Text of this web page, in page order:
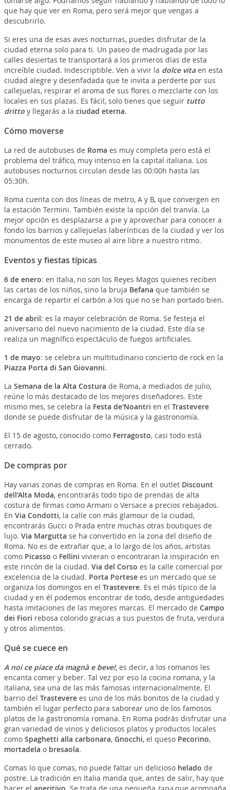
que hay que ver en Roma, pero será mejor que vengas a
descubrirlo.
Si eres una de esas aves nocturnas, puedes disfrutar de la
ciudad eterna solo para ti. Un paseo de madrugada por las
calles desiertas te transportará a los primeros días de esta
increíble ciudad. Indescriptible. Ven a vivir la dolce vitaen esta
ciudad alegre y desenfadada que te invita a perderte por sus
callejuelas, respirar el aroma de sus flores o mezclarte con los
locales en sus plazas. Es fácil, solo tienes que seguir tutto
drittoy llegarás a la ciudad eterna.
Cómo moverse
La red de autobuses de Roma es muy completa pero está el
problema del tráfico, muy intenso en la capital italiana. Los
autobuses nocturnos circulan desde las 00:00h hasta las
05:30h.
Roma cuenta con dos líneas de metro, A y B, que convergen en
la estación Termini. También existe la opción del tranvía. La
mejor opción es desplazarse a pie y aprovechar para conocer a
fondo los barrios y callejuelas laberínticas de la ciudad y ver los
monumentos de este museo al aire libre a nuestro ritmo.
Eventos y fiestas típicas
6 de enero: en Italia, no son los Reyes Magos quienes reciben
las cartas de los niños, sino la bruja Befana que también se
encarga de repartir el carbón a los que no se han portado bien.
21 de abril: es la mayor celebración de Roma. Se festeja el
aniversario del nuevo nacimiento de la ciudad. Este día se
realiza un magnífico espectáculo de fuegos artificiales.
1 de mayo: se celebra un multitudinario concierto de rock en la
Piazza Porta di San Giovanni.
La Semana de la Alta Costura de Roma, a mediados de julio,
reúne lo más destacado de los mejores diseñadores. Este
mismo mes, se celebra la Festa de'Noantri en el Trastevere
donde se puede disfrutar de la música y la gastronomía.
El 15 de agosto, conocido como Ferragosto, casi todo está
cerrado.
De compras por
Hay varias zonas de compras en Roma. En el outlet Discount
dell'Alta Moda, encontrarás todo tipo de prendas de alta
costura de firmas como Armani o Versace a precios rebajados.
En Via Condotti, la calle con más glamour de la ciudad,
encontrarás Gucci o Prada entre muchas otras boutiques de
lujo. Via Margutta se ha convertido en la zona del diseño de
Roma. No es de extrañar que, a lo largo de los años, artistas
como Picasso o Fellini vivieran o encontraran la inspiración en
este rincón de la ciudad. Via del Corso es la calle comercial por
excelencia de la ciudad. Porta Portesees un mercado que se
organiza los domingos en el Trastevere. Es el más típico de la
ciudad y en él podemos encontrar de todo, desde antigüedades
hasta imitaciones de las mejores marcas. El mercado de Campo
dei Fiori rebosa colorido gracias a sus puestos de fruta, verdura
y otros alimentos.
Qué se cuece en
A noi ce piace da magnà e beve!, es decir, a los romanos les
encanta comer y beber. Tal vez por eso la cocina romana, y la
italiana, sea una de las más famosas internacionalmente. El
barrio del Trasteverees uno de los más bonitos de la ciudad y
también el lugar perfecto para saborear uno de los famosos
platos de la gastronomía romana. En Roma podrás disfrutar una
gran variedad de vinos y deliciosos platos y productos locales
como Spaghetti alla carbonara, Gnocchi, el queso Pecorino,
mortadela o bresaola.
Comas lo que comas, no puede faltar un delicioso helado de
postre. La tradición en Italia manda que, antes de salir, hay que